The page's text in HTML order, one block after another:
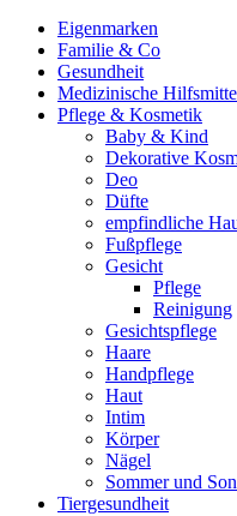
Eigenmarken
Familie & Co
Gesundheit
Medizinische
Pflege & Kosmetik
Baby & Kind
Dekorative
Deo
Düfte
empfindliche
Fußpflege
Gesicht
Pflege
Reinigung
Gesichtspflege
Haare
Handpflege
Haut
Intim
Körper
Nägel
Sommer und
Tiergesundheit